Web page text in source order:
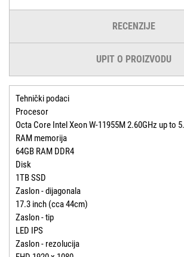
RECENZIJE
UPIT O PROIZVODU
Tehnički podaci
Procesor
Octa Core Intel Xeon W-11955M 2.60GHz up to
RAM memorija
64GB RAM DDR4
Disk
1TB SSD
Zaslon - dijagonala
17.3 inch (cca 44cm)
Zaslon - tip
LED IPS
Zaslon - rezolucija